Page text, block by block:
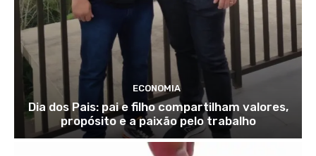
ECONOMIA
Dia dos Pais: pai e filho compartilham valores,
propósito e a paixão pelo trabalho